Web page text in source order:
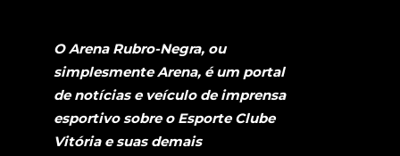
O Arena Rubro-Negra, ou
simplesmente Arena, é um portal
de notícias e veículo de imprensa
esportivo sobre o Esporte Clube
Vitória e suas demais